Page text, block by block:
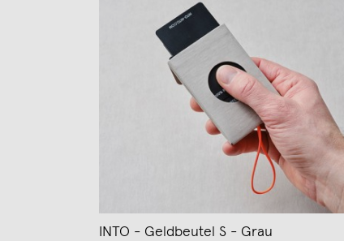
INTO - Geldbeutel S - Grau